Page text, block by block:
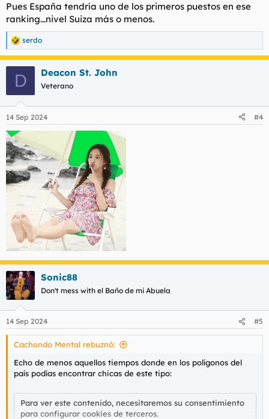
Pues España tendría uno de los primeros puestos en ese
ranking...nivel Suiza más o menos.
R
e
a
e
s
:
serdo
D Deacon St. John
Veterano
14 Sep 2024 #4
Sonic88
Don't mess with el Baño de mi Abuela
14 Sep 2024 #5
Cachondo Mental rebuznó:
Echo de menos aquellos tiempos donde en los polígonos del
país podías encontrar chicas de este tipo:
Para ver este contenido, necesitaremos su consentimiento
para configurar cookies de terceros.